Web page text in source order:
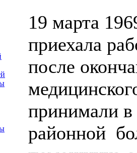
19 марта
приехала
после
принимали в
районной